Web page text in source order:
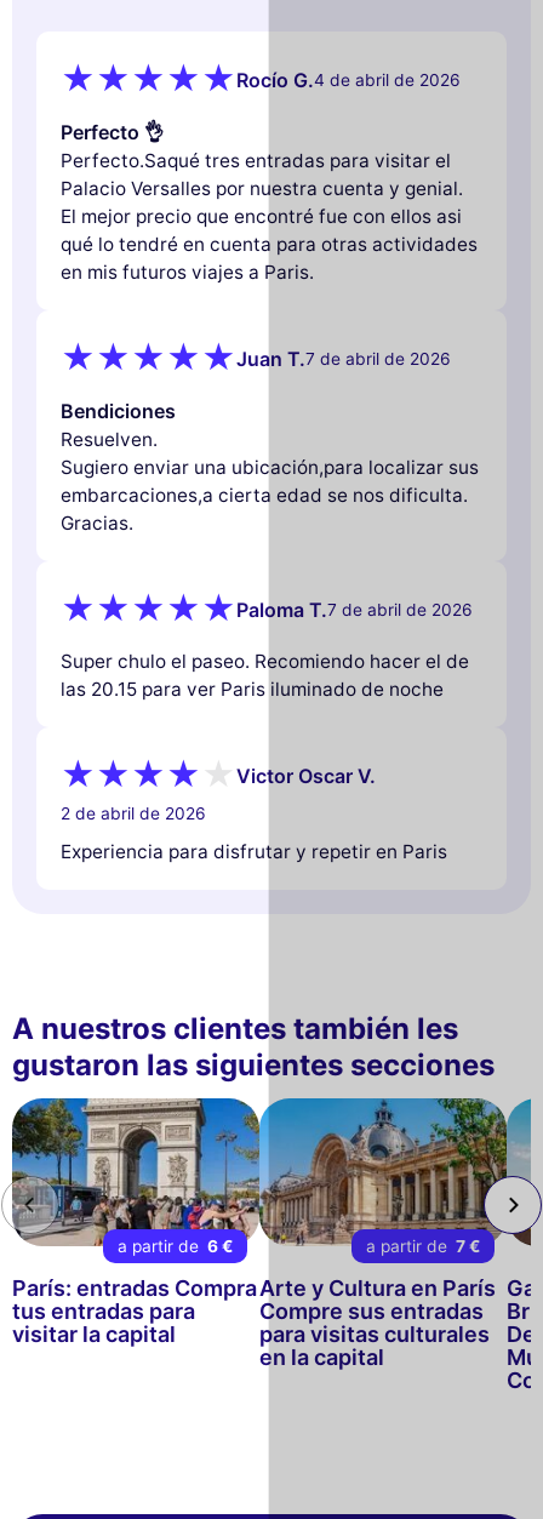
Rocío G.4 de abril de 2026
Perfecto 👌
Perfecto.Saqué tres entradas para visitar el
Palacio Versalles por nuestra cuenta y genial.
El mejor precio que encontré fue con ellos asi
qué lo tendré en cuenta para otras actividades
en mis futuros viajes a Paris.
Juan T.7 de abril de 2026
Bendiciones
Resuelven.
Sugiero enviar una ubicación,para localizar sus
embarcaciones,a cierta edad se nos dificulta.
Gracias.
Paloma T.7 de abril de 2026
Super chulo el paseo. Recomiendo hacer el de
las 20.15 para ver Paris iluminado de noche
Victor Oscar V.
2 de abril de 2026
Experiencia para disfrutar y repetir en Paris
A nuestros clientes también les
gustaron las siguientes secciones
a partir de 6 €
París: entradas Compra
tus entradas para
visitar la capital
a partir de 7 €
Arte y Cultura en París
Compre sus entradas
para visitas culturales
en la capital